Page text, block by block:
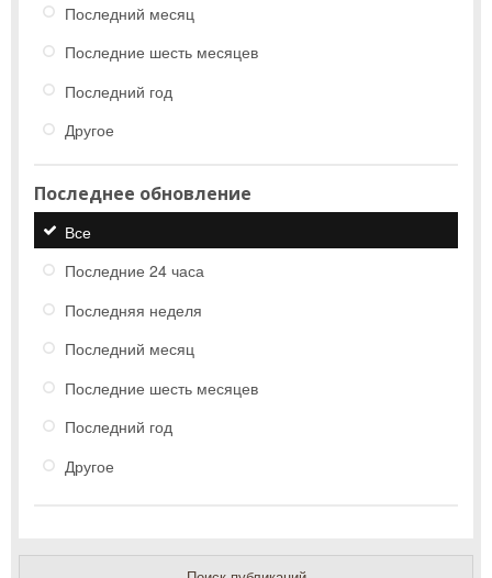
Последний месяц
Последние шесть месяцев
Последний год
Другое
Последнее обновление
Все
Последние 24 часа
Последняя неделя
Последний месяц
Последние шесть месяцев
Последний год
Другое